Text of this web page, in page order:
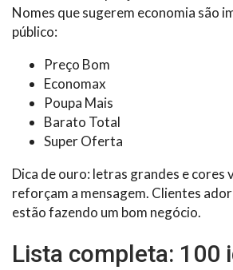
Nomes que sugerem economia são
público:
Preço Bom
Economax
Poupa Mais
Barato Total
Super Oferta
Dica de ouro: letras grandes e cores
reforçam a mensagem. Clientes
estão fazendo um bom negócio.
Lista completa: 100